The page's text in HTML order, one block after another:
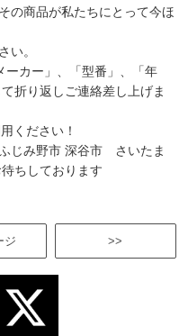
の商品が私たちにとって今ほ
い。
ーカー」、「型番」、「年
折り返しご連絡差し上げま
ください！
み野市 深谷市 さいたま
ちしております
>>
ジ